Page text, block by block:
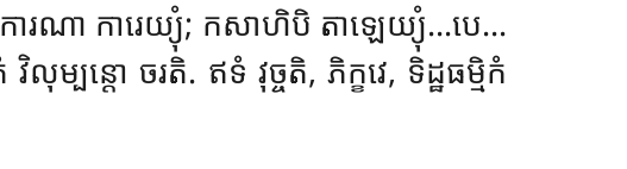
មការណា ការេយ្យុំ; កសាហិបិ តាឡេយ្យុំ…បេ…
បន្តោ ចរតិ. ឥទំ វុច្ចតិ, ភិក្ខវេ, ទិដ្ឋធម្មិកំ